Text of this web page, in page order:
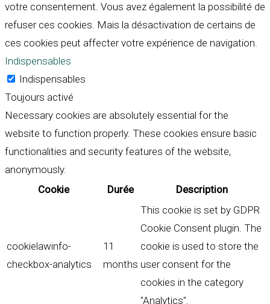
votre consentement. Vous avez également la possibilité de
refuser ces cookies. Mais la désactivation de certains de
ces cookies peut affecter votre expérience de navigation.
Indispensables
Indispensables
Toujours activé
Necessary cookies are absolutely essential for the
website to function properly. These cookies ensure basic
functionalities and security features of the website,
anonymously.
Cookie
Durée Description
cookielawinfo-
checkbox-analytics
11
months
This cookie is set by GDPR
Cookie Consent plugin. The
cookie is used to store the
user consent for the
cookies in the category
"Analytics".